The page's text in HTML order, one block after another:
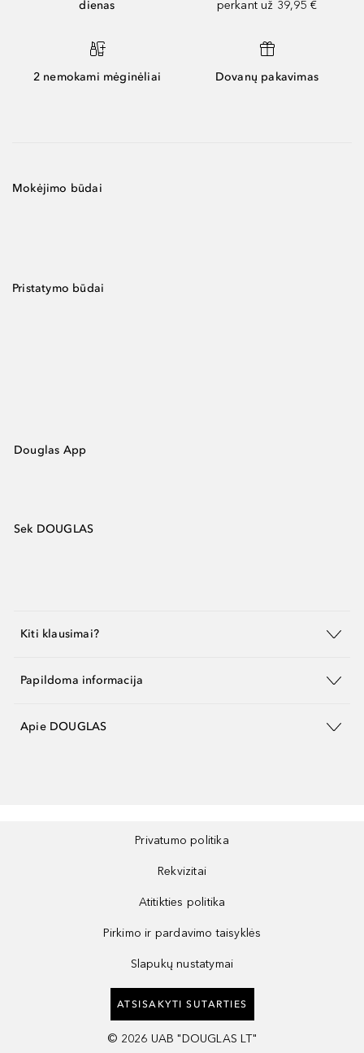
dienas perkant už 39,95 €
2 nemokami mėginėliai Dovanų pakavimas
Mokėjimo būdai
Pristatymo būdai
Douglas App
Sek DOUGLAS
Kiti klausimai?
Papildoma informacija
Apie DOUGLAS
Privatumo politika
Rekvizitai
Atitikties politika
Pirkimo ir pardavimo taisyklės
Slapukų nustatymai
ATSISAKYTI SUTARTIES
© 2026 UAB "DOUGLAS LT"